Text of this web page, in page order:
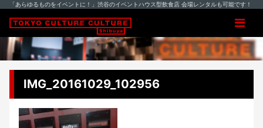
「あらゆるものをイベントに！」渋谷のイベントハウス型飲食店 会場レンタルも可能です！
IMG_20161029_102956